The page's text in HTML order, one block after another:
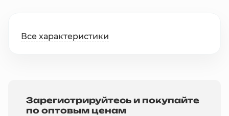
Все характеристики
Зарегистрируйтесь и покупайте
по оптовым ценам